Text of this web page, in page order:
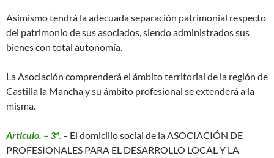
Asimismo tendrá la adecuada separación patrimonial respecto
del patrimonio de sus asociados, siendo administrados sus
bienes con total autonomía.
La Asociación comprenderá el ámbito territorial de la región de
Castilla la Mancha y su ámbito profesional se extenderá a la
misma.
Articulo. – 3º. – El domicilio social de la ASOCIACIÓN DE
PROFESIONALES PARA EL DESARROLLO LOCAL Y LA